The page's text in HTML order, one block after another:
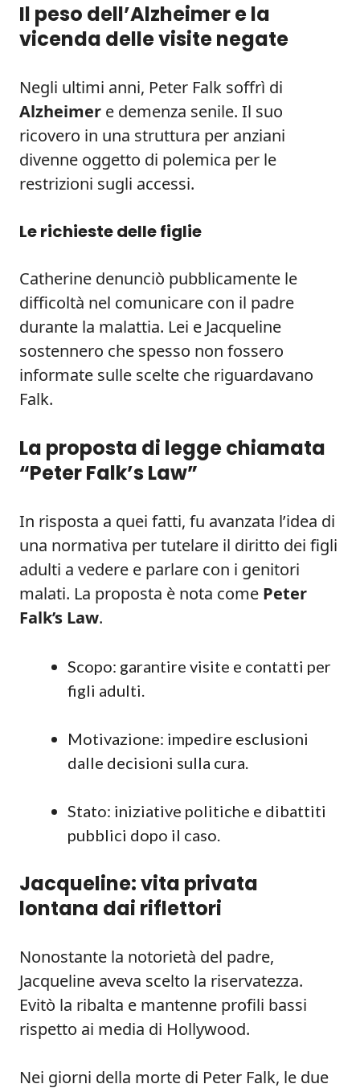
Il peso dell’Alzheimer e la
vicenda delle visite negate
Negli ultimi anni, Peter Falk soffrì di
Alzheimer e demenza senile. Il suo
ricovero in una struttura per anziani
divenne oggetto di polemica per le
restrizioni sugli accessi.
Le richieste delle figlie
Catherine denunciò pubblicamente le
difficoltà nel comunicare con il padre
durante la malattia. Lei e Jacqueline
sostennero che spesso non fossero
informate sulle scelte che riguardavano
Falk.
La proposta di legge chiamata
“Peter Falk’s Law”
In risposta a quei fatti, fu avanzata l’idea di
una normativa per tutelare il diritto dei figli
adulti a vedere e parlare con i genitori
malati. La proposta è nota come Peter
Falk’s Law.
Scopo: garantire visite e contatti per
figli adulti.
Motivazione: impedire esclusioni
dalle decisioni sulla cura.
Stato: iniziative politiche e dibattiti
pubblici dopo il caso.
Jacqueline: vita privata
lontana dai riflettori
Nonostante la notorietà del padre,
Jacqueline aveva scelto la riservatezza.
Evitò la ribalta e mantenne profili bassi
rispetto ai media di Hollywood.
Nei giorni della morte di Peter Falk, le due